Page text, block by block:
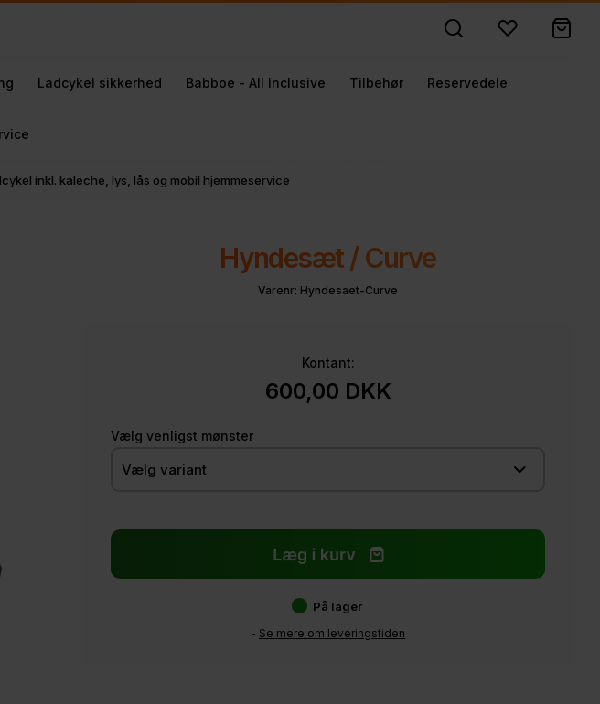
Ladcykel sikkerhed Babboe - All Inclusive Tilbehør Reservedele
inkl. kaleche, lys, lås og mobil hjemmeservice
Hyndesæt / Curve
Varenr: Hyndesaet-Curve
Kontant:
600,00 DKK
Vælg venligst mønster
På lager
- Se mere om leveringstiden